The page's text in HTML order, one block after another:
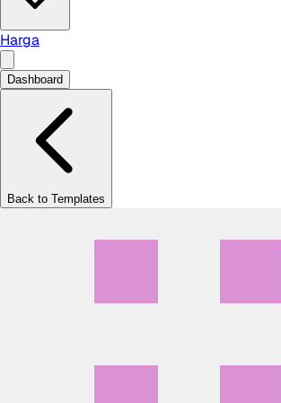
Harga
Dashboard
Back to Templates